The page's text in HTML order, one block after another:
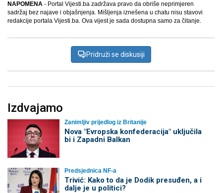
NAPOMENA - Portal Vijesti.ba zadržava pravo da obriše neprimjeren
sadržaj bez najave i objašnjenja. Mišljenja iznešena u chatu nisu stavovi
redakcije portala Vijesti.ba. Ova vijest je sada dostupna samo za čitanje.
Pridruži se diskusiji
Izdvajamo
Zanimljiv prijedlog iz Britanije
Nova "Evropska konfederacija" uključila
bi i Zapadni Balkan
Predsjednica NF-a
Trivić: Kako to da je Dodik presuđen, a i
dalje je u politici?